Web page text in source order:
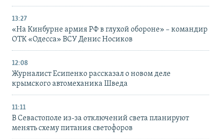
13:27
«На Кинбурне армия РФ в глухой обороне» – командир
ОТК «Одесса» ВСУ Денис Носиков
12:08
Журналист Есипенко рассказал о новом деле
крымского автомеханика Шведа
11:11
В Севастополе из-за отключений света планируют
менять схему питания светофоров